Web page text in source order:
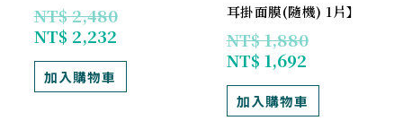
NT$2,480
NT$ 2,232
加入購物車
耳掛面膜(隨機) 1片】
NT$1,880
NT$ 1,692
加入購物車